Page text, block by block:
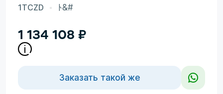
1TCZD ﾄ&#
1 134 108 ₽
Заказать такой же